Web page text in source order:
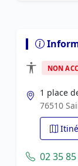
NON
1 place
76510
02 35 85